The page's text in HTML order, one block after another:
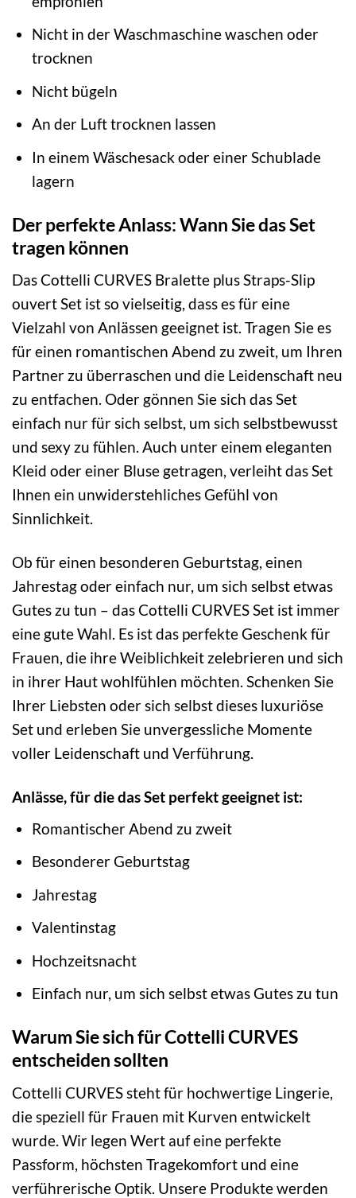
Nicht in der Waschmaschine waschen oder
trocknen
Nicht bügeln
An der Luft trocknen lassen
In einem Wäschesack oder einer Schublade
lagern
Der perfekte Anlass: Wann Sie das Set
tragen können
Das Cottelli CURVES Bralette plus Straps-Slip
ouvert Set ist so vielseitig, dass es für eine
Vielzahl von Anlässen geeignet ist. Tragen Sie es
für einen romantischen Abend zu zweit, um Ihren
Partner zu überraschen und die Leidenschaft neu
zu entfachen. Oder gönnen Sie sich das Set
einfach nur für sich selbst, um sich selbstbewusst
und sexy zu fühlen. Auch unter einem eleganten
Kleid oder einer Bluse getragen, verleiht das Set
Ihnen ein unwiderstehliches Gefühl von
Sinnlichkeit.
Ob für einen besonderen Geburtstag, einen
Jahrestag oder einfach nur, um sich selbst etwas
Gutes zu tun – das Cottelli CURVES Set ist immer
eine gute Wahl. Es ist das perfekte Geschenk für
Frauen, die ihre Weiblichkeit zelebrieren und sich
in ihrer Haut wohlfühlen möchten. Schenken Sie
Ihrer Liebsten oder sich selbst dieses luxuriöse
Set und erleben Sie unvergessliche Momente
voller Leidenschaft und Verführung.
Anlässe, für die das Set perfekt geeignet ist:
Romantischer Abend zu zweit
Besonderer Geburtstag
Jahrestag
Valentinstag
Hochzeitsnacht
Einfach nur, um sich selbst etwas Gutes zu tun
Warum Sie sich für Cottelli CURVES
entscheiden sollten
Cottelli CURVES steht für hochwertige Lingerie,
die speziell für Frauen mit Kurven entwickelt
wurde. Wir legen Wert auf eine perfekte
Passform, höchsten Tragekomfort und eine
verführerische Optik. Unsere Produkte werden